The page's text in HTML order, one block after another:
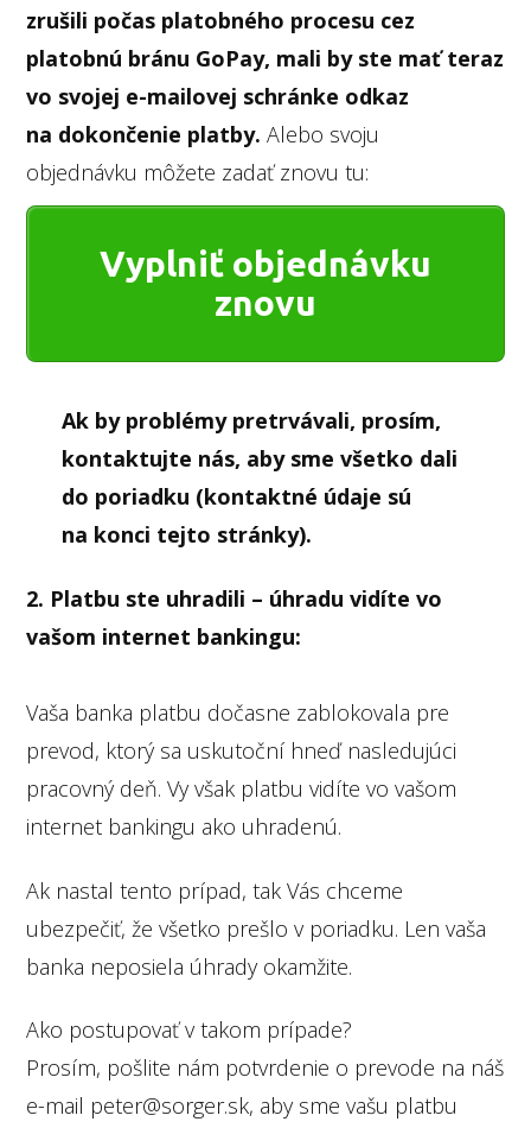
zrušili počas platobného procesu cez
platobnú bránu GoPay, mali by ste mať teraz
vo svojej e-mailovej schránke odkaz
na dokončenie platby. Alebo svoju
objednávku môžete zadať znovu tu:
Vyplniť objednávku
znovu
Ak by problémy pretrvávali, prosím,
kontaktujte nás, aby sme všetko dali
do poriadku (kontaktné údaje sú
na konci tejto stránky).
2. Platbu ste uhradili – úhradu vidíte vo
vašom internet bankingu:
Vaša banka platbu dočasne zablokovala pre
prevod, ktorý sa uskutoční hneď nasledujúci
pracovný deň. Vy však platbu vidíte vo vašom
internet bankingu ako uhradenú.
Ak nastal tento prípad, tak Vás chceme
ubezpečiť, že všetko prešlo v poriadku. Len vaša
banka neposiela úhrady okamžite.
Ako postupovať v takom prípade?
Prosím, pošlite nám potvrdenie o prevode na náš
e-mail peter@sorger.sk, aby sme vašu platbu